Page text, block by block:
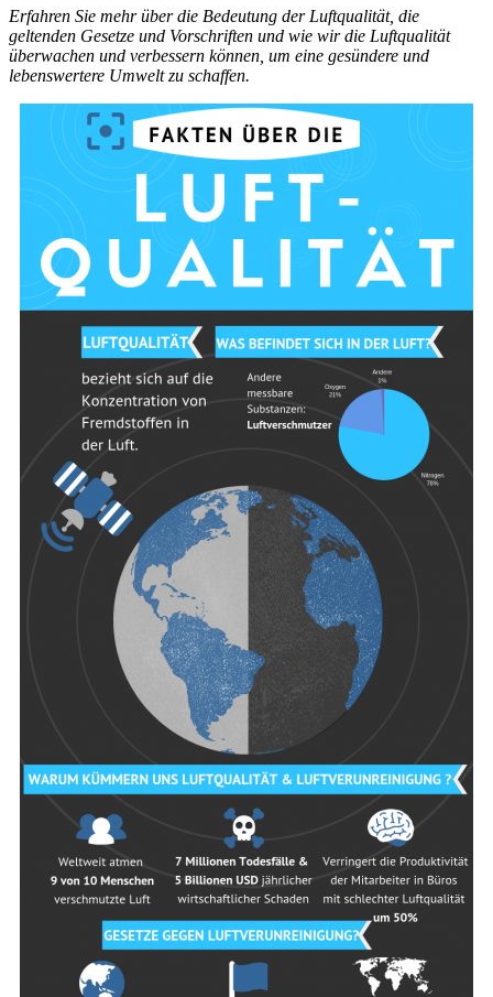
Erfahren Sie mehr über die Bedeutung der Luftqualität, die
geltenden Gesetze und Vorschriften und wie wir die Luftqualität
überwachen und verbessern können, um eine gesündere und
lebenswertere Umwelt zu schaffen.